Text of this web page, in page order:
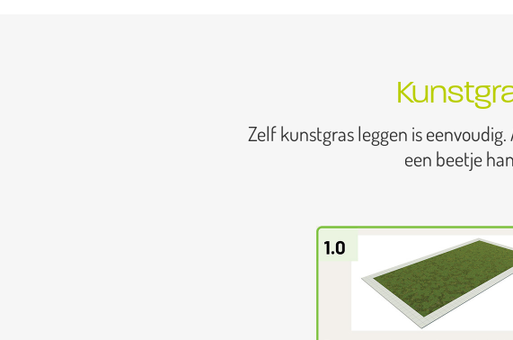
Zelf kunstgras leggen is
een beetje